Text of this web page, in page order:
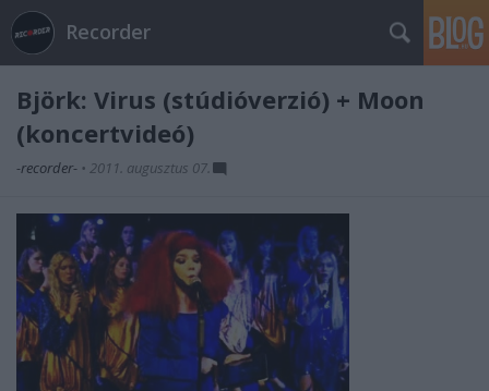
Recorder
Björk: Virus (stúdióverzió) + Moon
(koncertvideó)
-recorder- • 2011. augusztus 07.